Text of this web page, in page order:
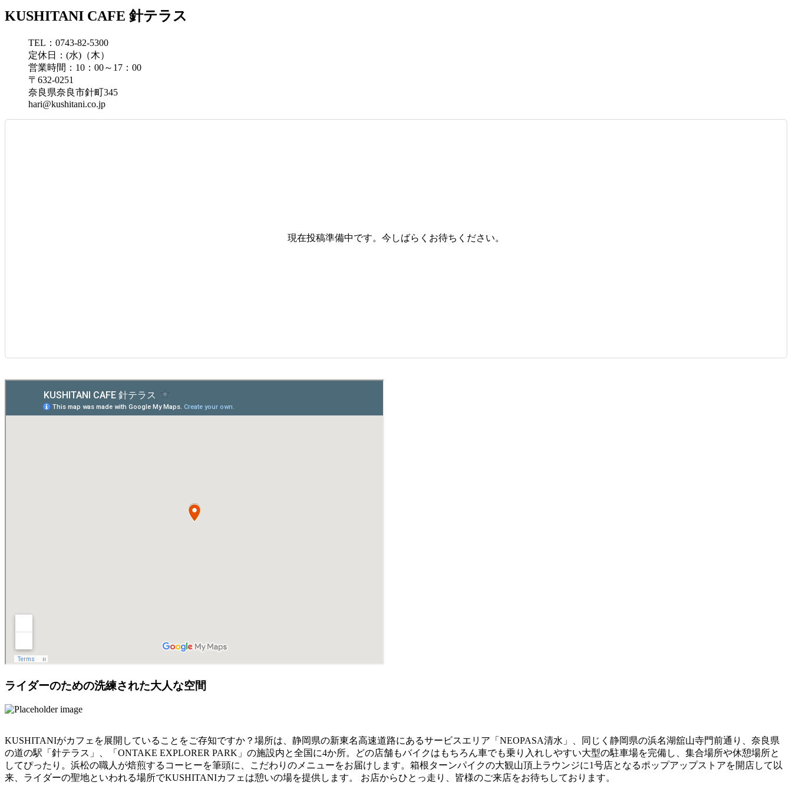
KUSHITANI CAFE 針テラス
TEL：0743-82-5300
定休日：(水)（木）
営業時間：10：00～17：00
〒632-0251
奈良県奈良市針町345
hari@kushitani.co.jp
現在投稿準備中です。今しばらくお待ちください。
ライダーのための洗練された大人な空間
KUSHITANIがカフェを展開していることをご存知ですか？場所は、静岡県の新東名高速道路にあるサービスエリア「NEOPASA清水」、同じく静岡県の浜名湖舘山寺門前通り、奈良県
の道の駅「針テラス」、「ONTAKE EXPLORER PARK」の施設内と全国に4か所。どの店舗もバイクはもちろん車でも乗り入れしやすい大型の駐車場を完備し、集合場所や休憩場所と
してぴったり。浜松の職人が焙煎するコーヒーを筆頭に、こだわりのメニューをお届けします。箱根ターンパイクの大観山頂上ラウンジに1号店となるポップアップストアを開店して以
来、ライダーの聖地といわれる場所でKUSHITANIカフェは憩いの場を提供します。 お店からひとっ走り、皆様のご来店をお待ちしております。